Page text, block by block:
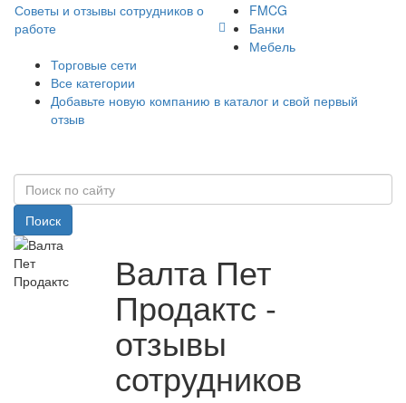
Советы и отзывы сотрудников о
работе
FMCG
Банки
Мебель
Торговые сети
Все категории
Добавьте новую компанию в каталог и свой первый
отзыв
Поиск
Валта Пет
Продактс -
отзывы
сотрудников